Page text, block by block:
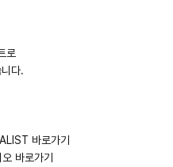
로
다.
바로가기
바로가기